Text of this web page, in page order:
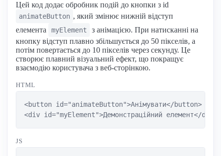
Цей код додає обробник подій до кнопки з id
animateButton , який змінює нижній відступ
елемента
myElement
з анімацією. При натисканні на
кнопку відступ плавно збільшується до 50 пікселів, а
потім повертається до 10 пікселів через секунду. Це
створює плавний візуальний ефект, що покращує
взаємодію користувача з веб-сторінкою.
HTML
<button id="animateButton">Анімувати</button>
<div id="myElement">Демонстраційний елемент</div>
JS